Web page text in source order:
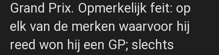
Grand Prix. Opmerkelijk feit: op
elk van de merken waarvoor hij
reed won hij een GP; slechts